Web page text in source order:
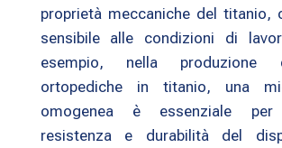
proprietà meccaniche del titanio,
sensibile alle condizioni di
esempio, nella produzione
ortopediche in titanio, una
omogenea è essenziale per
resistenza e durabilità del